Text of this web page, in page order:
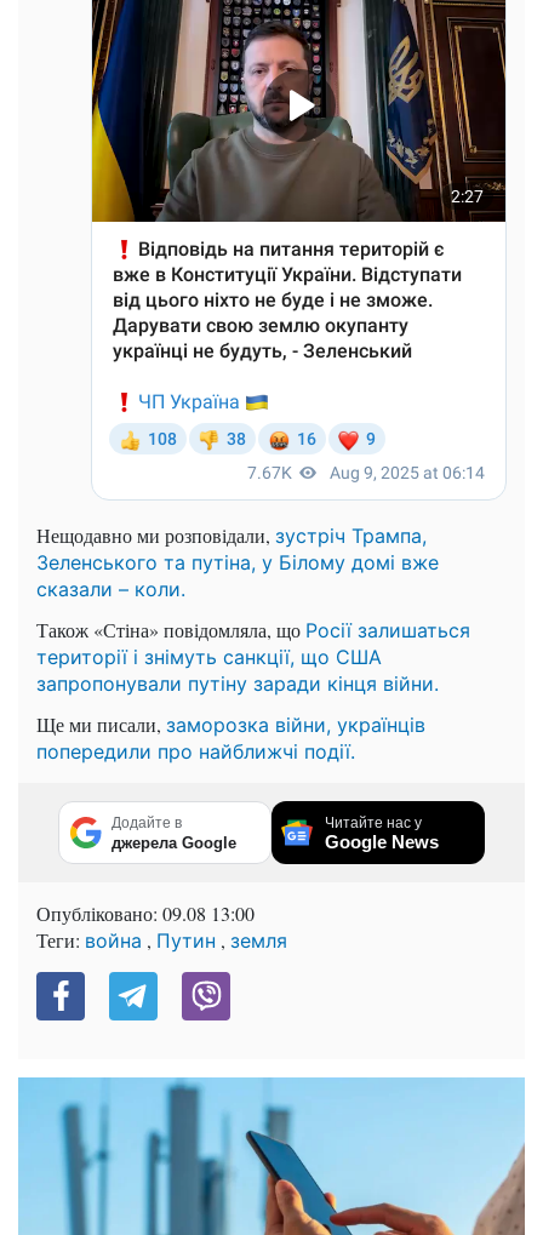
Нещодавно ми розповідали, зустріч Трампа,
Зеленського та путіна, у Білому домі вже
сказали – коли.
Також «Стіна» повідомляла, що Росії залишаться
території і знімуть санкції, що США
запропонували путіну заради кінця війни.
Ще ми писали, заморозка війни, українців
попередили про найближчі події.
Додайте в
джерела Google
Читайте нас у
Google News
Опубліковано: 09.08 13:00
Теги: война , Путин , земля